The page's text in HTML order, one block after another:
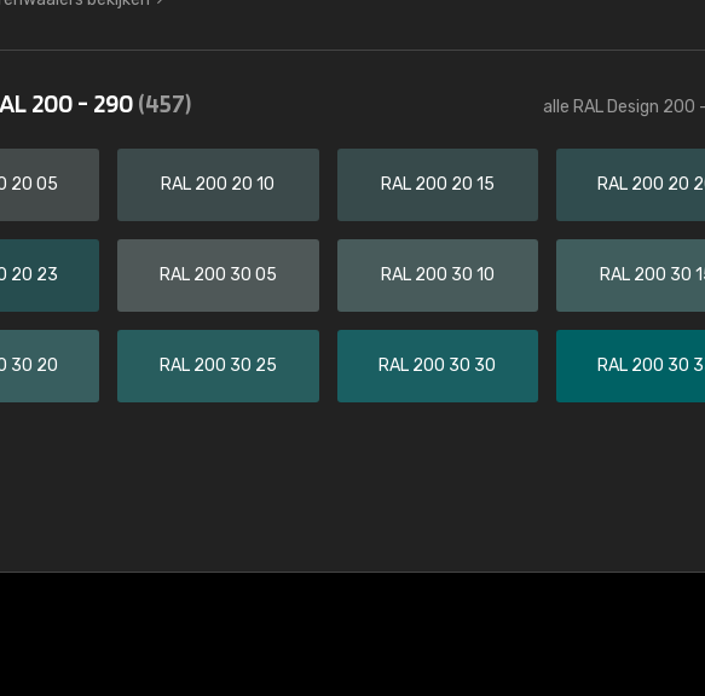
200 - 290(457) alle RAL Design 200
20 05 RAL 200 20 10 RAL 200 20 15 RAL 200 20
20 23 RAL 200 30 05 RAL 200 30 10 RAL 200 30
30 20 RAL 200 30 25 RAL 200 30 30 RAL 200 30